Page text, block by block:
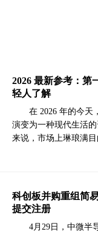
2026 最新参考：第
轻人了解
在 2026 年的今天
演变为一种现代生活
来说，市场上琳琅满
科创板并购重组简
提交注册
4月29日，中微半